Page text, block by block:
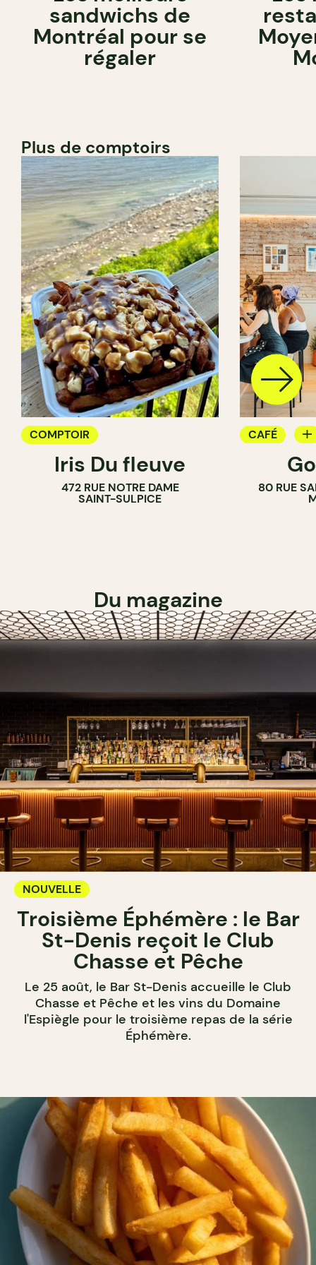
sandwichs de
Montréal pour se
régaler
Plus de comptoirs
COMPTOIR
Iris Du fleuve
472 RUE NOTRE DAME
SAINT-SULPICE
CAFÉ
COMPTOIR
80 RUE
Du magazine
NOUVELLE
Troisième Éphémère : le Bar
St-Denis reçoit le Club
Chasse et Pêche
Le 25 août, le Bar St-Denis accueille le Club
Chasse et Pêche et les vins du Domaine
l'Espiègle pour le troisième repas de la série
Éphémère.